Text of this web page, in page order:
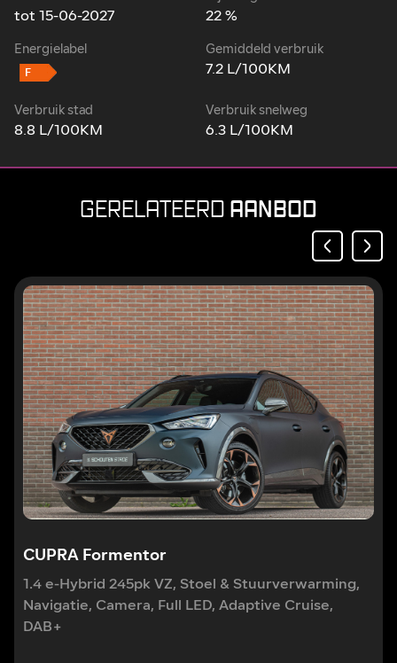
tot 15-06-2027 22 %
Energielabel Gemiddeld verbruik
7.2 L/100KM
Verbruik stad
8.8 L/100KM
Verbruik snelweg
6.3 L/100KM
GERELATEERD AANBOD
CUPRA Formentor
1.4 e-Hybrid 245pk VZ, Stoel & Stuurverwarming,
Navigatie, Camera, Full LED, Adaptive Cruise,
DAB+